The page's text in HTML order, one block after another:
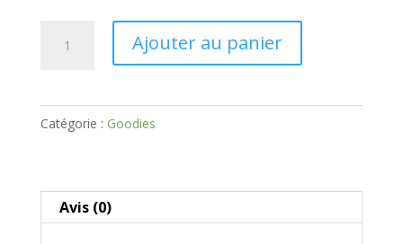
Bag
Bio
Ajouter au panier
Catégorie : Goodies
Avis (0)